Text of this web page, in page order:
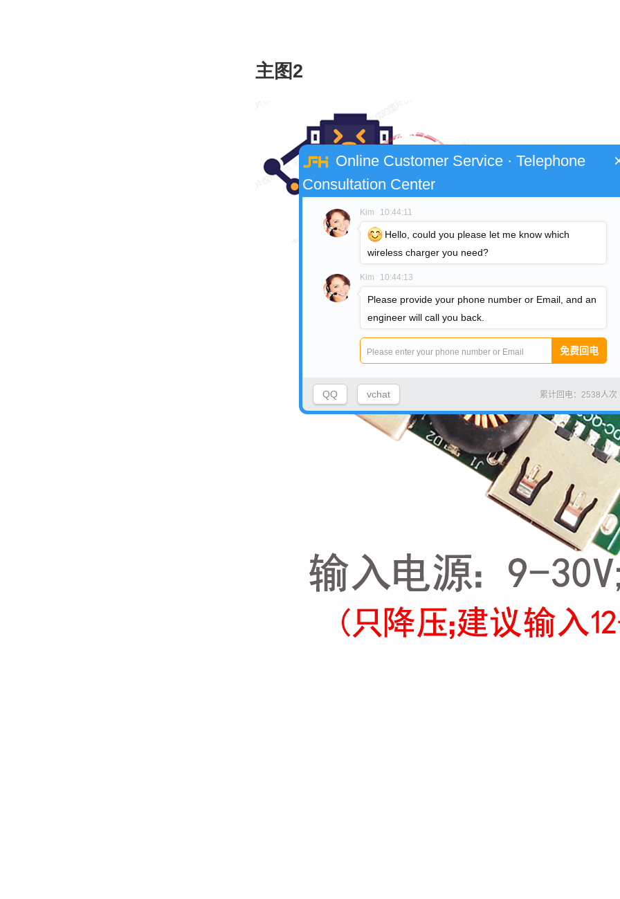
主图2
Online Customer Service · Telephone
Consultation Center
Kim 10:44:11
Hello, could you please let me know which
wireless charger you need?
Kim 10:44:13
Please provide your phone number or Email, and an
engineer will call you back.
累计回电：2538人次
QQ vchat